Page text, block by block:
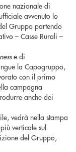
nazionale di
avvenuto lo
Gruppo partendo
– Casse Rurali –
e di
la Capogruppo,
con il primo
campagna
anche dei
vedrà nella stampa
verticale sul
del Gruppo,